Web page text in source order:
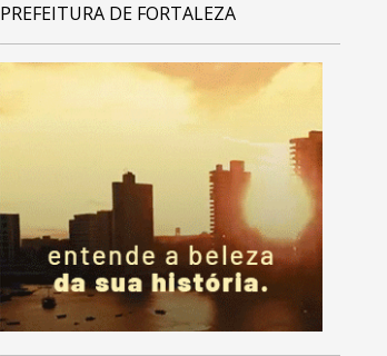
PREFEITURA DE FORTALEZA